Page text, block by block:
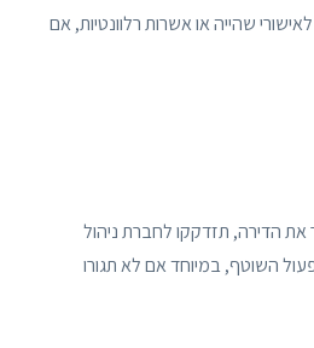
שהייה או אשרות רלוונטיות, אם
הדירה, תזדקקו לחברת ניהול
השוטף, במיוחד אם לא תגורו